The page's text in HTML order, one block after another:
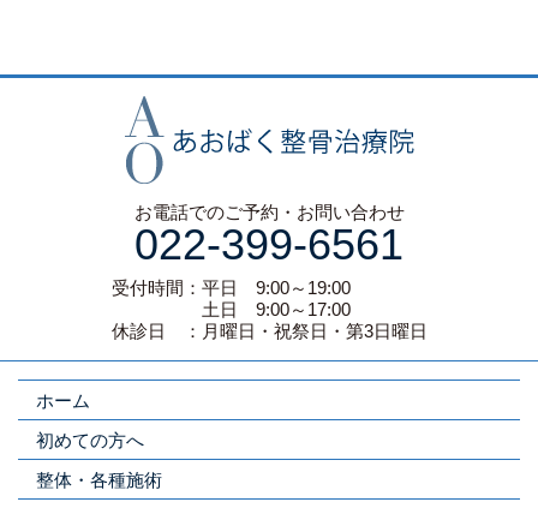
お電話でのご予約・お問い合わせ
022-399-6561
受付時間：平日 9:00～19:00
土日 9:00～17:00
休診日 ：月曜日・祝祭日・第3日曜日
ホーム
初めての方へ
整体・各種施術